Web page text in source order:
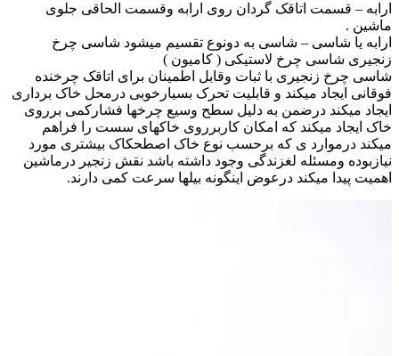
ارابه – قسمت اتاقک گردان روی ارابه وقسمت الحاقی جلوی
ماشین .
ارابه یا شاسی – شاسی به دونوع تقسیم میشود شاسی چرخ
زنجیری شاسی چرخ لاستیکی ( کامیون )
شاسی چرخ زنجیری با ثبات وقابل اطمینان برای اتاقک چرخنده
فوقانی ایجاد میکند و قابلیت تحرک بسیارخوبی درمحل خاک برداری
ایجاد میکند درضمن به دلیل سطح وسیع چرخها فشارکمی برروی
خاک ایجاد میکند که امکان کاربرروی خاکهای سست را فراهم
میکند درموارد ی که برحسب نوع خاک اصطحکاک بیشتری مورد
نیازبوده ومسئله لغزندگی وجود داشته باشد نقش زنجیر درماشین
اهمیت پیدا میکند درعوض اینگونه بیلها سرعت کمی دارند.